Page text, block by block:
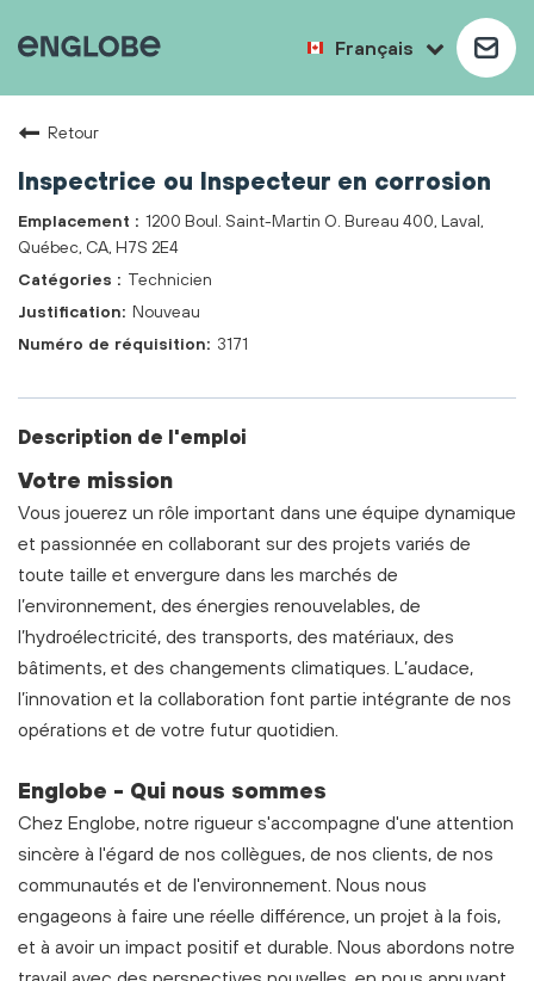
Français
Retour
Inspectrice ou Inspecteur en corrosion
1200 Boul. Saint-Martin O. Bureau 400, Laval,
Québec, CA, H7S 2E4
Technicien
Nouveau
3171
Description de l'emploi
Votre mission
Vous jouerez un rôle important dans une équipe dynamique
et passionnée en collaborant sur des projets variés de
toute taille et envergure dans les marchés de
l’environnement, des énergies renouvelables, de
l’hydroélectricité, des transports, des matériaux, des
bâtiments, et des changements climatiques. L’audace,
l’innovation et la collaboration font partie intégrante de nos
opérations et de votre futur quotidien.
Englobe - Qui nous sommes
Chez Englobe, notre rigueur s'accompagne d'une attention
sincère à l'égard de nos collègues, de nos clients, de nos
communautés et de l'environnement. Nous nous
engageons à faire une réelle différence, un projet à la fois,
et à avoir un impact positif et durable. Nous abordons notre